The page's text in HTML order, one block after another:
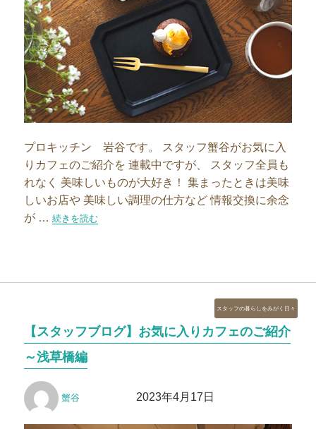
プロキッチン 岩谷です。 スタッフ蟹谷がお気に入
りカフェのご紹介を 連載中ですが、 スタッフ全員も
れなく 美味しいものが大好き！ 集まったときは美味
しいお店や 美味しい調理の仕方など 情報交換に余念
が …“【スタッフブログ】カフェめぐり〜市川真間”の
続きを読む
【スタッフブログ】お気に入りカフェのご紹介
～浅草橋編
稿蟹谷稿
2023年4月17日
カ
テ
ゴ
スタッフの暮らしをみがく日々